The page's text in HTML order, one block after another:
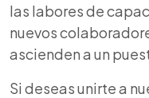
las labores de
nuevos
ascienden a un
Si deseas unirte a